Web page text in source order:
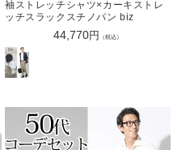
袖ストレッチシャツ×カーキストレ
ッチスラックスチノパン biz
通
44,770円 （税込）